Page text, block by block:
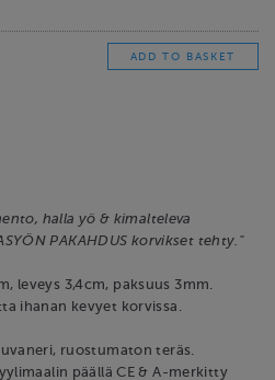
halla yö & kimalteleva
PAKAHDUS korvikset tehty."
leveys 3,4cm, paksuus 3mm.
ihanan kevyet korvissa.
ruostumaton teräs.
päällä CE & A-merkitty